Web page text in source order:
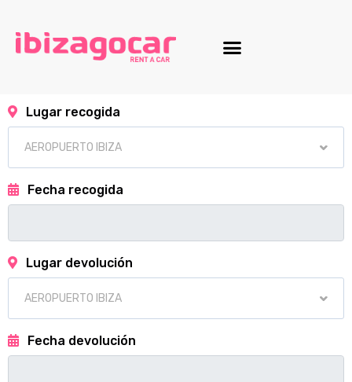
Lugar recogida
Fecha recogida
Lugar devolución
Fecha devolución